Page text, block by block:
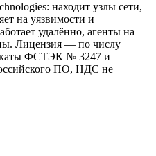
находит узлы сети,
на уязвимости и
удалённо, агенты на
Лицензия — по числу
ФСТЭК № 3247 и
ПО, НДС не